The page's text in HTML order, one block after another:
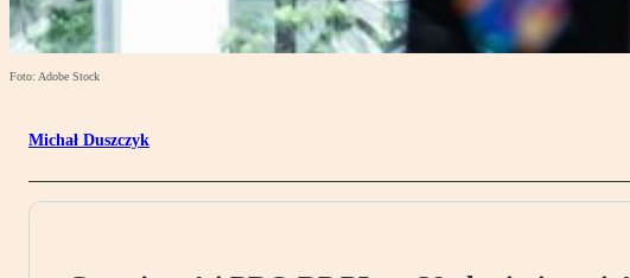
Foto: Adobe Stock
Michał Duszczyk